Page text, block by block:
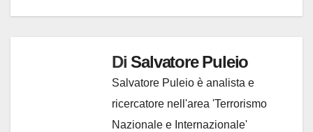
DiSalvatore Puleio
Salvatore Puleio è analista e
ricercatore nell'area 'Terrorismo
Nazionale e Internazionale'